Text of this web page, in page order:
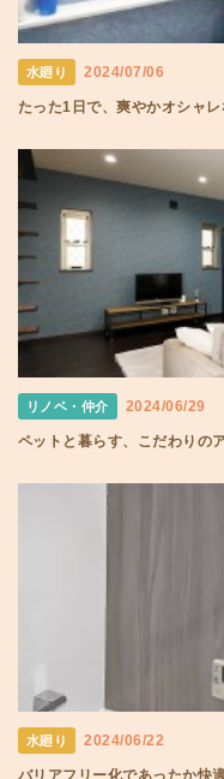
水廻り 2024/07/06
たった1日で、爽やかオシャレ
リノベ・仲介 2024/06/29
ペットと暮らす、こだわりの
水廻り 2024/06/22